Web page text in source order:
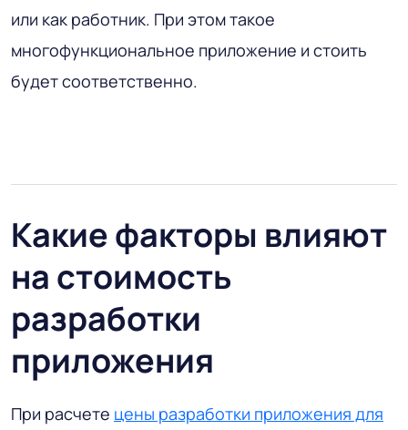
или как работник. При этом такое
многофункциональное приложение и стоить
будет соответственно.
Какие факторы влияют
на стоимость
разработки
приложения
При расчете цены разработки приложения для